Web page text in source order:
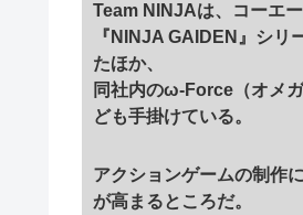
Team NINJAは、コーエ
『NINJA GAIDEN』シリ
たほか、
同社内のω-Force（オメ
ども手掛けている。
アクションゲームの制作
が高まるところだ。